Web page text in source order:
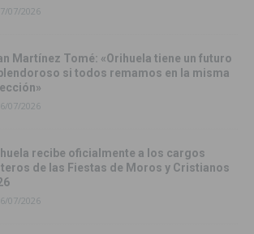
07/2026
Martínez Tomé: «Orihuela tiene un futuro
si todos remamos en la misma
07/2026
recibe oficialmente a los cargos
de las Fiestas de Moros y Cristianos
07/2026